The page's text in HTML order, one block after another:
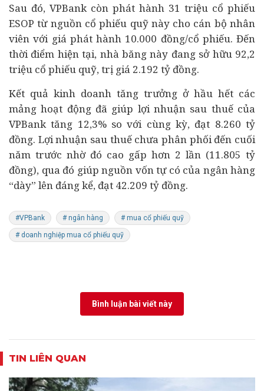
Sau đó, VPBank còn phát hành 31 triệu cổ phiếu
ESOP từ nguồn cổ phiếu quỹ này cho cán bộ nhân
viên với giá phát hành 10.000 đồng/cổ phiếu. Đến
thời điểm hiện tại, nhà băng này đang sở hữu 92,2
triệu cổ phiếu quỹ, trị giá 2.192 tỷ đồng.
Kết quả kinh doanh tăng trưởng ở hầu hết các
mảng hoạt động đã giúp lợi nhuận sau thuế của
VPBank tăng 12,3% so với cùng kỳ, đạt 8.260 tỷ
đồng. Lợi nhuận sau thuế chưa phân phối đến cuối
năm trước nhờ đó cao gấp hơn 2 lần (11.805 tỷ
đồng), qua đó giúp nguồn vốn tự có của ngân hàng
“dày” lên đáng kể, đạt 42.209 tỷ đồng.
#VPBank # ngân hàng # mua cổ phiếu quỹ
# doanh nghiệp mua cổ phiếu quỹ
Bình luận bài viết này
TIN LIÊN QUAN